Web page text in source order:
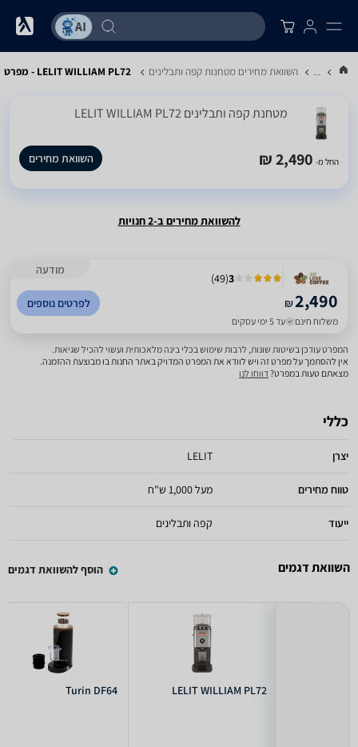
... השוואת מחירים מטחנות קפה ותבלינים LELIT WILLIAM PL72 - מפרט
מטחנת ‏קפה ותבלינים LELIT WILLIAM PL72
החל מ- 2,490 ₪ השוואת מחירים
להשוואת מחירים ב-2 חנויות
מודעה
3
(
49
)
₪2,490
משלוח חינם עד 5 ימי עסקים
לפרטים נוספים
המפרט עודכן בשיטות שונות, לרבות שימוש בכלי בינה מלאכותית ועשוי להכיל שגיאות.
אין להסתמך על מפרט זה ויש לוודא את המפרט המדויק באתר החנות בו מבוצעת ההזמנה.
מצאתם טעות במפרט?דווחו לנו
כללי
יצרן LELIT
טווח מחירים מעל 1,000 ש"ח
ייעוד קפה ותבלינים
השוואת דגמים הוסף להשוואת דגמים
LELIT WILLIAM PL72
Turin DF64